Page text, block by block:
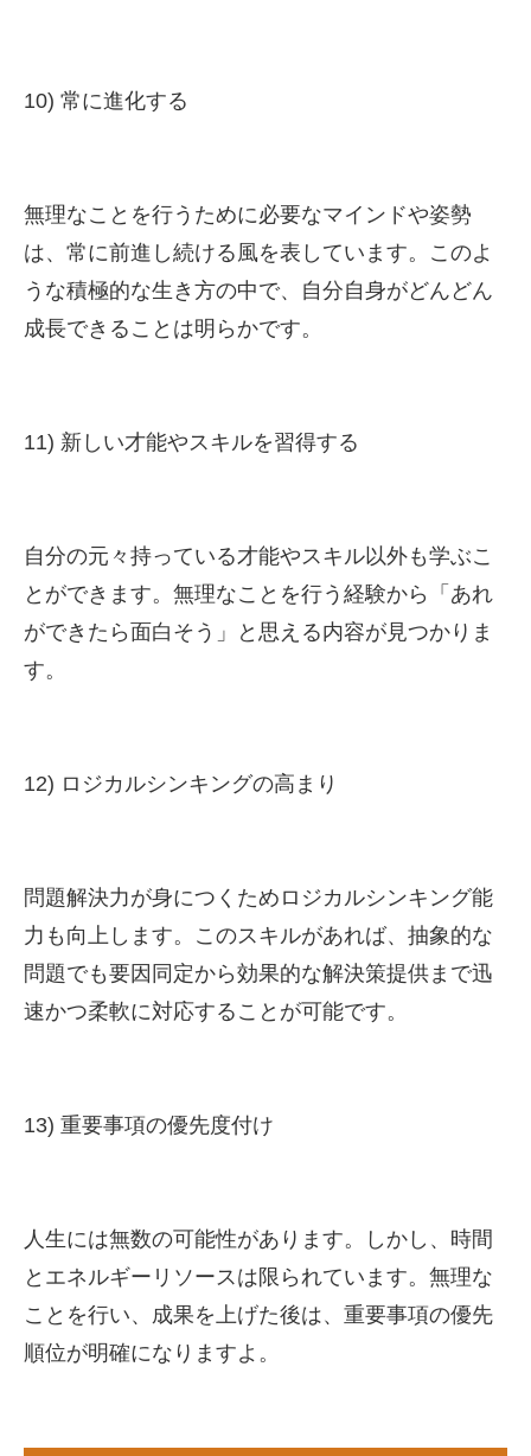
10) 常に進化する
無理なことを行うために必要なマインドや姿勢
は、常に前進し続ける風を表しています。このよ
うな積極的な生き方の中で、自分自身がどんどん
成長できることは明らかです。
11) 新しい才能やスキルを習得する
自分の元々持っている才能やスキル以外も学ぶこ
とができます。無理なことを行う経験から「あれ
ができたら面白そう」と思える内容が見つかりま
す。
12) ロジカルシンキングの高まり
問題解決力が身につくためロジカルシンキング能
力も向上します。このスキルがあれば、抽象的な
問題でも要因同定から効果的な解決策提供まで迅
速かつ柔軟に対応することが可能です。
13) 重要事項の優先度付け
人生には無数の可能性があります。しかし、時間
とエネルギーリソースは限られています。無理な
ことを行い、成果を上げた後は、重要事項の優先
順位が明確になりますよ。